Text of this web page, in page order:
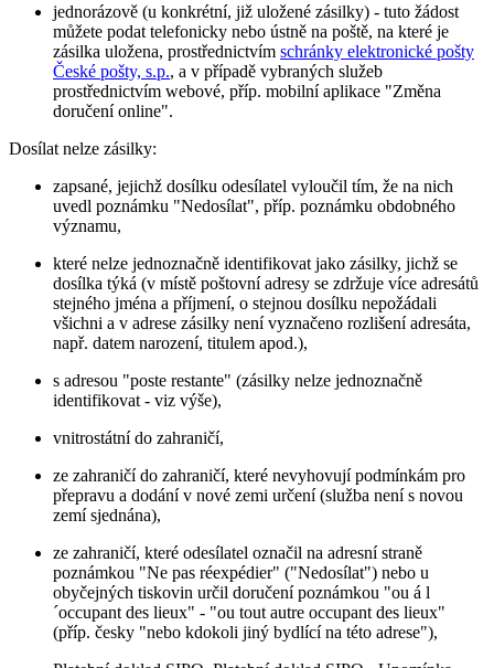
jednorázově (u konkrétní, již uložené zásilky) - tuto žádost
můžete podat telefonicky nebo ústně na poště, na které je
zásilka uložena, prostřednictvím schránky elektronické pošty
České pošty, s.p., a v případě vybraných služeb
prostřednictvím webové, příp. mobilní aplikace "Změna
doručení online".
Dosílat nelze zásilky:
zapsané, jejichž dosílku odesílatel vyloučil tím, že na nich
uvedl poznámku "Nedosílat", příp. poznámku obdobného
významu,
které nelze jednoznačně identifikovat jako zásilky, jichž se
dosílka týká (v místě poštovní adresy se zdržuje více adresátů
stejného jména a příjmení, o stejnou dosílku nepožádali
všichni a v adrese zásilky není vyznačeno rozlišení adresáta,
např. datem narození, titulem apod.),
s adresou "poste restante" (zásilky nelze jednoznačně
identifikovat - viz výše),
vnitrostátní do zahraničí,
ze zahraničí do zahraničí, které nevyhovují podmínkám pro
přepravu a dodání v nové zemi určení (služba není s novou
zemí sjednána),
ze zahraničí, které odesílatel označil na adresní straně
poznámkou "Ne pas réexpédier" ("Nedosílat") nebo u
obyčejných tiskovin určil doručení poznámkou "ou á l
´occupant des lieux" - "ou tout autre occupant des lieux"
(příp. česky "nebo kdokoli jiný bydlící na této adrese"),